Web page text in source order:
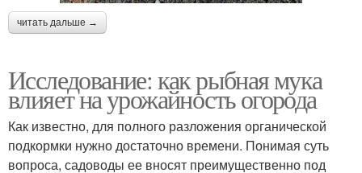
читать дальше →
Исследование: как рыбная мука
влияет на урожайность огорода
Как известно, для полного разложения органической
подкормки нужно достаточно времени. Понимая суть
вопроса, садоводы ее вносят преимущественно под